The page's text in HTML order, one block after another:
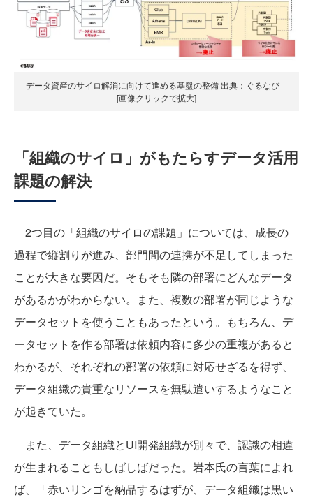
データ資産のサイロ解消に向けて進める基盤の整備 出典：ぐるなび
[画像クリックで拡大]
「組織のサイロ」がもたらすデータ活用
課題の解決
2つ目の「組織のサイロの課題」については、成長の
過程で縦割りが進み、部門間の連携が不足してしまった
ことが大きな要因だ。そもそも隣の部署にどんなデータ
があるかがわからない。また、複数の部署が同じような
データセットを使うこともあったという。もちろん、デ
ータセットを作る部署は依頼内容に多少の重複があると
わかるが、それぞれの部署の依頼に対応せざるを得ず、
データ組織の貴重なリソースを無駄遣いするようなこと
が起きていた。
また、データ組織とUI開発組織が別々で、認識の相違
が生まれることもしばしばだった。岩本氏の言葉によれ
ば、「赤いリンゴを納品するはずが、データ組織は黒い